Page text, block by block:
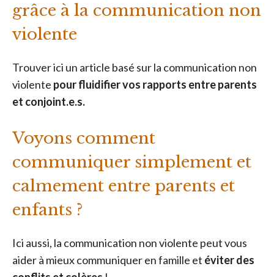
grâce à la communication non
violente
Trouver ici un article basé sur la communication non
violente pour fluidifier vos rapports entre parents
et conjoint.e.s.
Voyons comment
communiquer simplement et
calmement entre parents et
enfants ?
Ici aussi, la communication non violente peut vous
aider à mieux communiquer en famille et éviter des